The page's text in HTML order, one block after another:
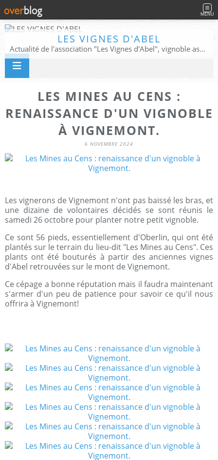
MENU
LES VIGNES D'ABEL
Actualité de l'association "Les Vignes d'Abel", vignoble associatif, patrimoine végétal et historique.
LES MINES AU CENS :
RENAISSANCE D'UN VIGNOBLE
À VIGNEMONT.
6 NOVEMBRE 2024
Les vignerons de Vignemont n'ont pas baissé les bras, et
une dizaine de volontaires décidés se sont réunis le
samedi 26 octobre pour planter notre petit vignoble.
Ce sont 56 pieds, essentiellement d'Oberlin, qui ont été
plantés sur le terrain du lieu-dit "Les Mines au Cens". Ces
plants ont été bouturés à partir des anciennes vignes
d'Abel retrouvées sur le mont de Vignemont.
Ce cépage a bonne réputation mais il faudra maintenant
s'armer d'un peu de patience pour savoir ce qu'il nous
offrira à Vignemont!